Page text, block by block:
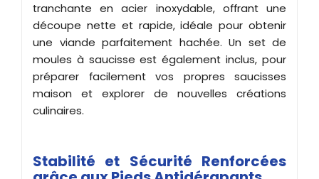
tranchante en acier inoxydable, offrant une
découpe nette et rapide, idéale pour obtenir
une viande parfaitement hachée. Un set de
moules à saucisse est également inclus, pour
préparer facilement vos propres saucisses
maison et explorer de nouvelles créations
culinaires.
Stabilité et Sécurité Renforcées